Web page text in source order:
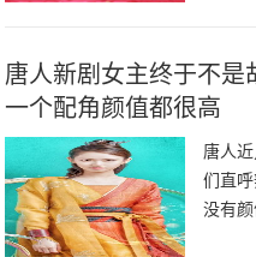
唐人新剧女主终于不是
一个配角颜值都很高
唐人
们直
没有
到李